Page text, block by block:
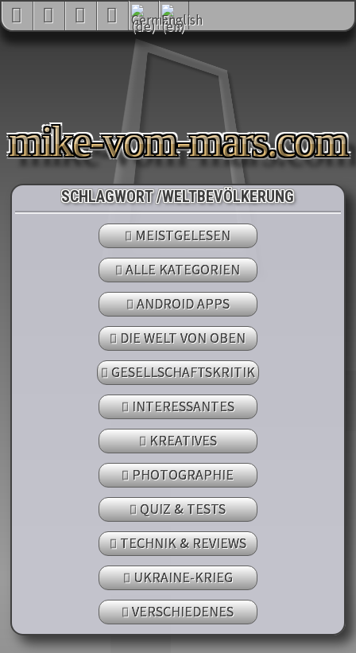
mike-vom-mars.com
SCHLAGWORT /WELTBEVÖLKERUNG
MEISTGELESEN
ALLE KATEGORIEN
ANDROID APPS
DIE WELT VON OBEN
GESELLSCHAFTSKRITIK
INTERESSANTES
KREATIVES
PHOTOGRAPHIE
QUIZ & TESTS
TECHNIK & REVIEWS
UKRAINE-KRIEG
VERSCHIEDENES